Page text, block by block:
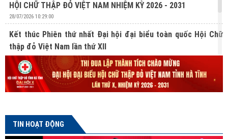
HỘI CHỮ THẬP ĐỎ VIỆT NAM NHIỆM KỲ 2026 - 2031
28/07/2026 10:29:00
Kết thúc Phiên thứ nhất Đại hội đại biểu toàn quốc Hội Chữ
thập đỏ Việt Nam lần thứ XII
27/07/2026 10:31:00
Lan tỏa nghĩa cử hiến mô, tạng từ Chương trình “Hành trình
Đỏ” lần thứ V tại Hà Tĩnh
TIN HOẠT ĐỘNG